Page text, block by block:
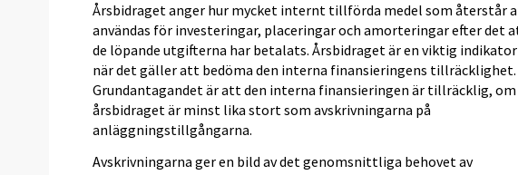
Årsbidraget anger hur mycket internt tillförda medel som återstår
användas för investeringar, placeringar och amorteringar efter det
de löpande utgifterna har betalats. Årsbidraget är en viktig indikator
när det gäller att bedöma den interna finansieringens tillräcklighet.
Grundantagandet är att den interna finansieringen är tillräcklig, om
årsbidraget är minst lika stort som avskrivningarna på
anläggningstillgångarna.
Avskrivningarna ger en bild av det genomsnittliga behovet av